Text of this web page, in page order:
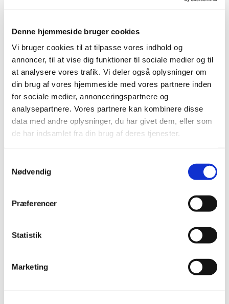
Denne hjemmeside bruger cookies
Vi bruger cookies til at tilpasse vores indhold og
annoncer, til at vise dig funktioner til sociale medier og til
at analysere vores trafik. Vi deler også oplysninger om
din brug af vores hjemmeside med vores partnere inden
for sociale medier, annonceringspartnere og
analysepartnere. Vores partnere kan kombinere disse
data med andre oplysninger, du har givet dem, eller som
de har indsamlet fra din brug af deres tjenester.
Nødvendig
Præferencer
Statistik
Marketing
Menighedsrådets
årsberetning 2023
Her kan du læse årsberetning